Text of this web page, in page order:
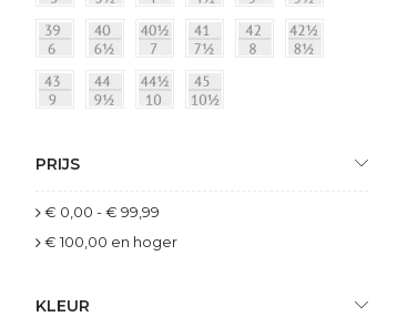
PRIJS
€ 0,00 -€ 99,99
€ 100,00 en hoger
KLEUR